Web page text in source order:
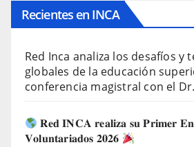
Recientes en INCA
Red Inca analiza los desafíos y
globales de la educación
conferencia magistral con el
𝐑𝐞𝐝 𝐈𝐍𝐂𝐀 𝐫𝐞𝐚𝐥𝐢𝐳𝐚 𝐬𝐮 𝐏𝐫𝐢𝐦𝐞𝐫
𝐕𝐨𝐥𝐮𝐧𝐭𝐚𝐫𝐢𝐚𝐝𝐨𝐬 𝟐𝟎𝟐𝟔